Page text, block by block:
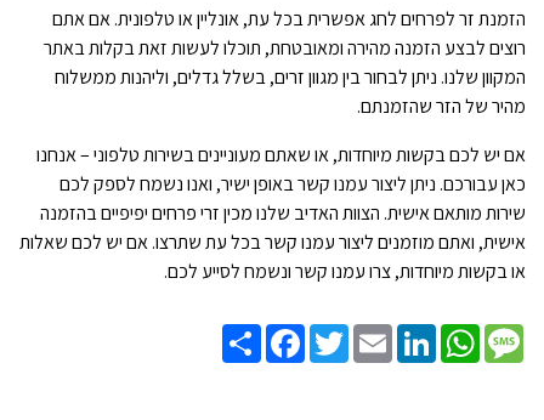
הזמנת זר לפרחים לחג אפשרית בכל עת, אונליין או טלפונית. אם אתם
רוצים לבצע הזמנה מהירה ומאובטחת, תוכלו לעשות זאת בקלות באתר
המקוון שלנו. ניתן לבחור בין מגוון זרים, בשלל גדלים, וליהנות ממשלוח
מהיר של הזר שהזמנתם.
אם יש לכם בקשות מיוחדות, או שאתם מעוניינים בשירות טלפוני – אנחנו
כאן עבורכם. ניתן ליצור עמנו קשר באופן ישיר, ואנו נשמח לספק לכם
שירות מותאם אישית. הצוות האדיב שלנו מכין זרי פרחים יפיפיים בהזמנה
אישית, ואתם מוזמנים ליצור עמנו קשר בכל עת שתרצו. אם יש לכם שאלות
או בקשות מיוחדות, צרו עמנו קשר ונשמח לסייע לכם.
Share
FacebookTwitterEmail
LinkedIn
WhatsAppMessage